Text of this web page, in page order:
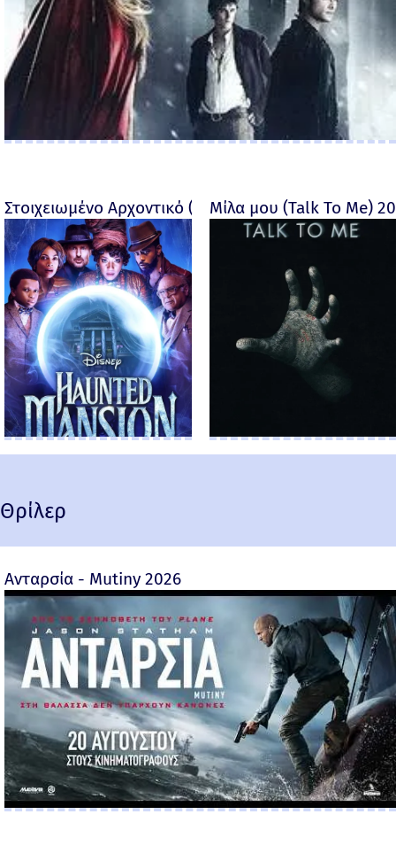
Στοιχειωμένο Αρχοντικό (Haunted Mansion) - 2023
Μίλα μου (Talk To Me)
Θρίλερ
Ανταρσία - Mutiny 2026